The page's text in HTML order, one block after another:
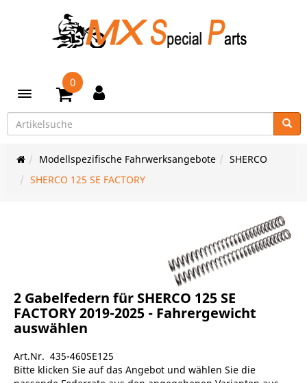
Toggle navigation
0
Modellspezifische Fahrwerksangebote
SHERCO
SHERCO 125 SE FACTORY
2 Gabelfedern für SHERCO 125 SE
FACTORY 2019-2025 - Fahrergewicht
auswählen
Art.Nr. 435-460SE125
Bitte klicken Sie auf das Angebot und wählen Sie die